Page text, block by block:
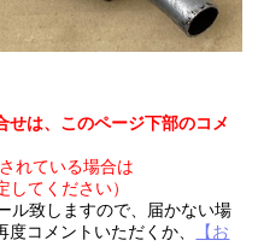
せは、このページ下部のコメ
れている場合は
てください）
ル致しますので、届かない場
コメントいただくか、
【お